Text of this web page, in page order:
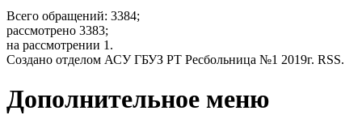
Всего обращений: 3384;
рассмотрено 3383;
на рассмотрении 1.
Создано отделом АСУ ГБУЗ РТ Ресбольница №1 2019г. RSS.
Дополнительное меню